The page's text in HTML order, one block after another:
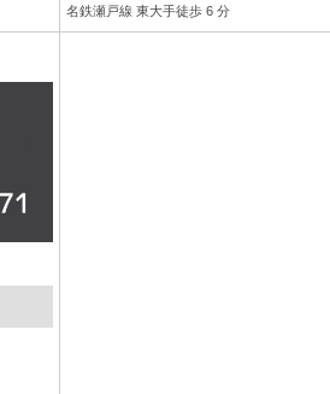
名鉄瀬戸線 東大手徒歩 6 分